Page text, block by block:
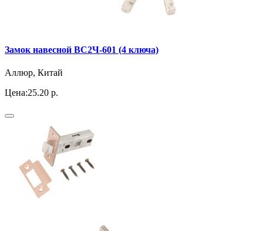
Замок навесной ВС2Ч-601 (4 ключа)
Аллюр, Китай
Цена:25.20 р.